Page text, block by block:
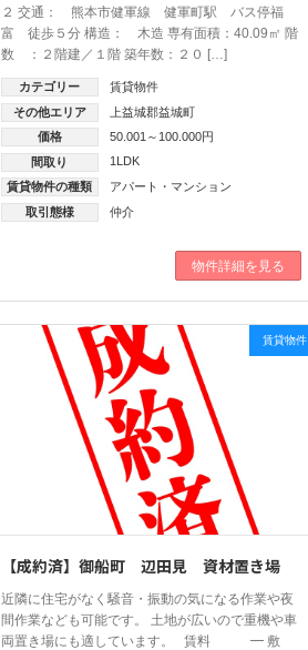
２ 交通： 熊本市健軍線 健軍町駅 バス停福
富 徒歩５分 構造： 木造 専有面積：40.09㎡ 階
数 ：２階建／１階 築年数：２０ […]
カテゴリー
賃貸物件
その他エリア
上益城郡益城町
価格
50.001～100.000円
間取り
1LDK
賃貸物件の種類
アパート・マンション
取引態様
仲介
物件詳細を見る
賃貸物件
【成約済】御船町 辺田見 資材置き場
近隣に住宅がなく騒音・振動の気になる作業や夜
間作業なども可能です。 土地が広いので重機や車
両置き場にも適しています。 賃料 ━ 敷